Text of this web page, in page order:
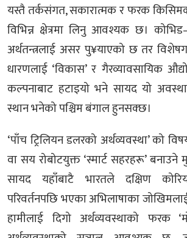
यस्तै तर्कसंगत, सकारात्मक र फरक
विभिन्न क्षेत्रमा लिनु आवश्यक छ।
अर्थतन्त्रलाई असर पु¥याएको छ तर
धारणलाई ‘विकास’ र गैरव्यावसायिक
कल्पनाबाट हटाइयो भने सायद यो
स्थान भनेको पश्चिम बंगाल हुनसक्छ।
‘पाँच ट्रिलियन डलरको अर्थव्यवस्था’ को
वा सय रोबोटयुक्त ‘स्मार्ट सहरहरू’ बनाउने
सायद यहाँबाटै भारतले दक्षिण
परिवर्तनपछि भएका अभिलाषाका
हामीलाई दिगो अर्थव्यवस्थाको फरक